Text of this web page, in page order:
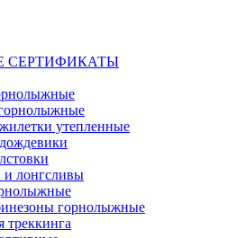
СЕРТИФИКАТЫ
утепленные
лонгсливы
горнолыжные
треккинга